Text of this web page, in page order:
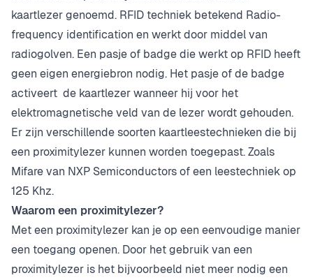
kaartlezer genoemd. RFID techniek betekend Radio-
frequency identification en werkt door middel van
radiogolven. Een pasje of badge die werkt op RFID heeft
geen eigen energiebron nodig. Het pasje of de badge
activeert de kaartlezer wanneer hij voor het
elektromagnetische veld van de lezer wordt gehouden.
Er zijn verschillende soorten kaartleestechnieken die bij
een proximitylezer kunnen worden toegepast. Zoals
Mifare van NXP Semiconductors of een leestechniek op
125 Khz.
Waarom een proximitylezer?
Met een proximitylezer kan je op een eenvoudige manier
een toegang openen. Door het gebruik van een
proximitylezer is het bijvoorbeeld niet meer nodig een